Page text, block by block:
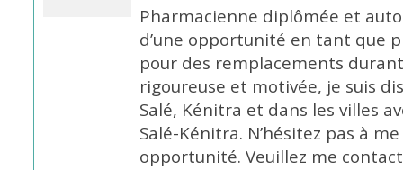
Pharmacienne diplômée et
d’une opportunité en tant que
pour des remplacements
rigoureuse et motivée, je suis
Salé, Kénitra et dans les villes
Salé-Kénitra. N’hésitez pas à
opportunité. Veuillez me